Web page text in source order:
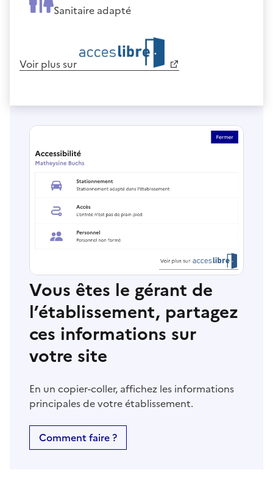
Sanitaire adapté
Voir plus sur
Vous êtes le gérant de
l’établissement, partagez
ces informations sur
votre site
En un copier-coller, affichez les informations
principales de votre établissement.
Comment faire ?